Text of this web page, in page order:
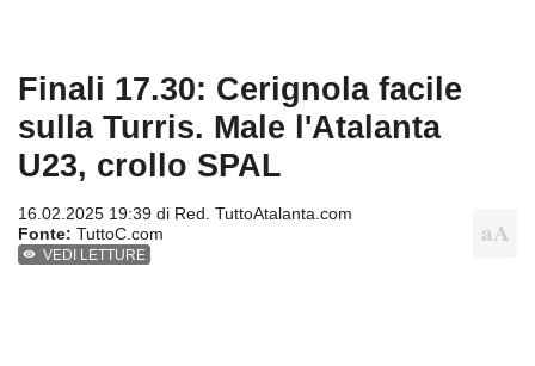
Finali 17.30: Cerignola facile
sulla Turris. Male l'Atalanta
U23, crollo SPAL
16.02.2025 19:39 di Red. TuttoAtalanta.com
Fonte: TuttoC.com
VEDI LETTURE